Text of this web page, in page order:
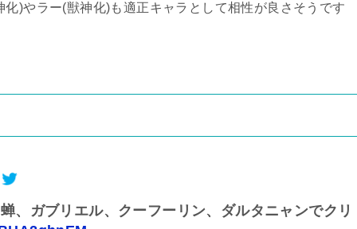
)やラー(獣神化)も適正キャラとして相性が良さそうです
、ガブリエル、クーフーリン、ダルタニャンでクリ